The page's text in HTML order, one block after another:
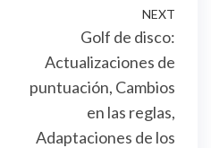
NEXT
Golf de disco:
Actualizaciones de
puntuación, Cambios
en las reglas,
Adaptaciones de los